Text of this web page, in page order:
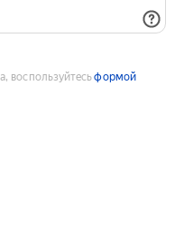
воспользуйтесьформой